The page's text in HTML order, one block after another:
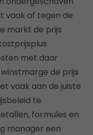
vaak af tegen de
markt de prijs
met daar
de prijs
vaak aan de juiste
te
formules en
manager een